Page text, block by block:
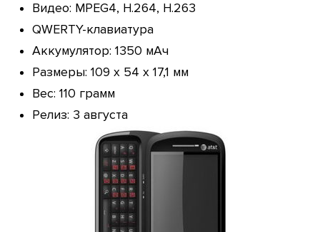
Видео: MPEG4, H.264, H.263
QWERTY-клавиатура
Аккумулятор: 1350 мАч
Размеры: 109 х 54 х 17,1 мм
Вес: 110 грамм
Релиз: 3 августа